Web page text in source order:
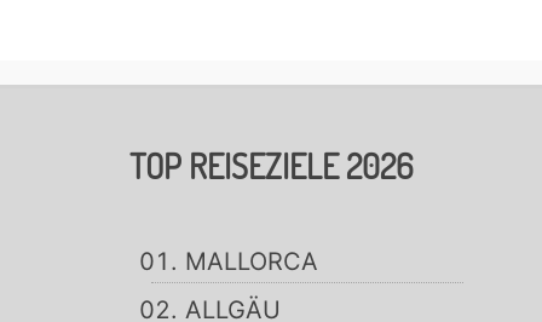
TOP REISEZIELE 2026
MALLORCA
ALLGÄU